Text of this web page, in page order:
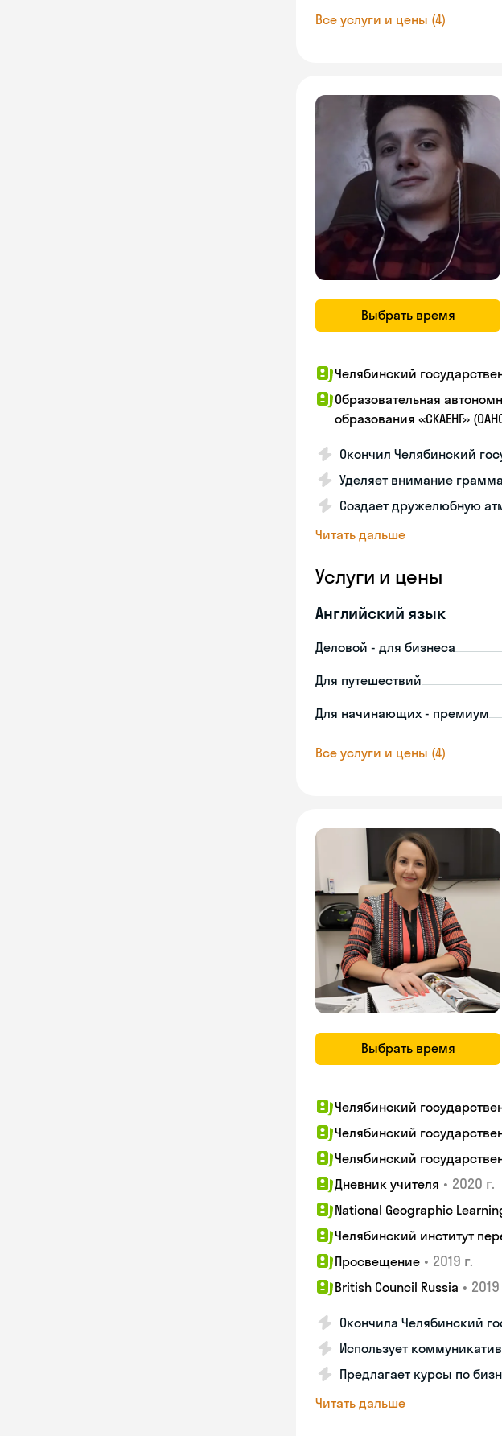
Все услуги и цены (4)
Выбрать время
Челябинский
Образовательная
образования «СКАЕНГ»
Окончил Челябинский
Уделяет внимание
Создает дружелюбную
Читать дальше
Услуги и цены
Английский язык
Деловой - для бизнеса
Для путешествий
Для начинающих - премиум
Все услуги и цены (4)
Выбрать время
Челябинский
Челябинский
Челябинский
Дневник учителя • 2020 г.
National Geographic
Челябинский институт
Просвещение • 2019 г.
British Council Russia • 2019
Окончила Челябинский
Использует
Предлагает курсы по
Читать дальше